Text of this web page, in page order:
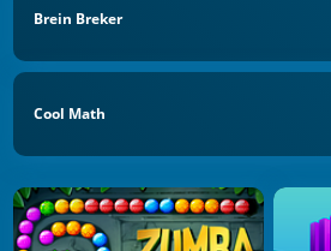
Brein Breker
Cool Math